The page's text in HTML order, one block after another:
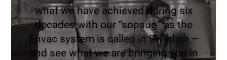
what we have achieved during six
decades with our “sopsug” as the
Envac system is called in Swedish –
and see what we are bringing you in